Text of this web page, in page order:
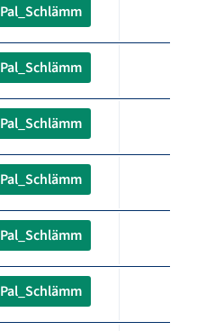
Pal_Schlämm
Pal_Schlämm
Pal_Schlämm
Pal_Schlämm
Pal_Schlämm
Pal_Schlämm